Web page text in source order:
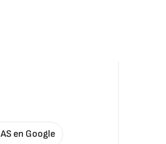
en Google